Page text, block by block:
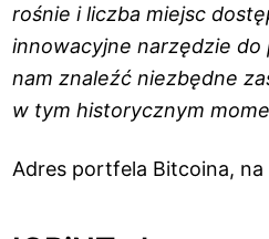
rośnie i liczba miejsc
innowacyjne narzędzie do
nam znaleźć niezbędne
w tym historycznym
Adres portfela Bitcoina,